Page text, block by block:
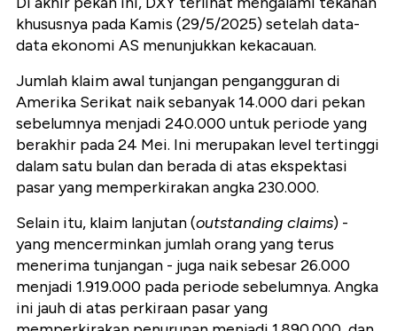
khususnya pada Kamis (29/5/2025) setelah data-
data ekonomi AS menunjukkan kekacauan.
Jumlah klaim awal tunjangan pengangguran di
Amerika Serikat naik sebanyak 14.000 dari pekan
sebelumnya menjadi 240.000 untuk periode yang
berakhir pada 24 Mei. Ini merupakan level tertinggi
dalam satu bulan dan berada di atas ekspektasi
pasar yang memperkirakan angka 230.000.
Selain itu, klaim lanjutan (outstanding claims) -
yang mencerminkan jumlah orang yang terus
menerima tunjangan - juga naik sebesar 26.000
menjadi 1.919.000 pada periode sebelumnya. Angka
ini jauh di atas perkiraan pasar yang